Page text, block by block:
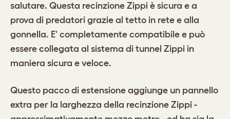
salutare. Questa recinzione Zippi è sicura e a
prova di predatori grazie al tetto in rete e alla
gonnella. E' completamente compatibile e può
essere collegata al sistema di tunnel Zippi in
maniera sicura e veloce.
Questo pacco di estensione aggiunge un pannello
extra per la larghezza della recinzione Zippi -